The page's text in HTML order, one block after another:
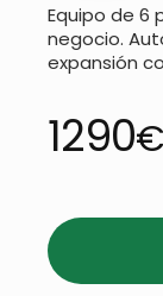
Equipo de 6
negocio.
expansión
1290€